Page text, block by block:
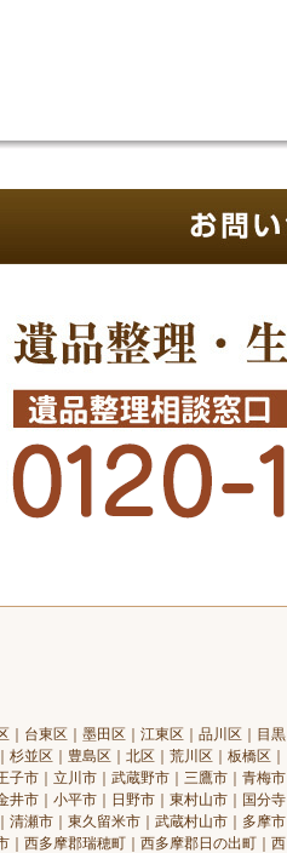
｜台東区｜墨田区｜江東区｜品川区｜目黒
並区｜豊島区｜北区｜荒川区｜板橋区｜
子市｜立川市｜武蔵野市｜三鷹市｜青梅市
井市｜小平市｜日野市｜東村山市｜国分寺
清瀬市｜東久留米市｜武蔵村山市｜多摩市
｜西多摩郡瑞穂町｜西多摩郡日の出町｜西